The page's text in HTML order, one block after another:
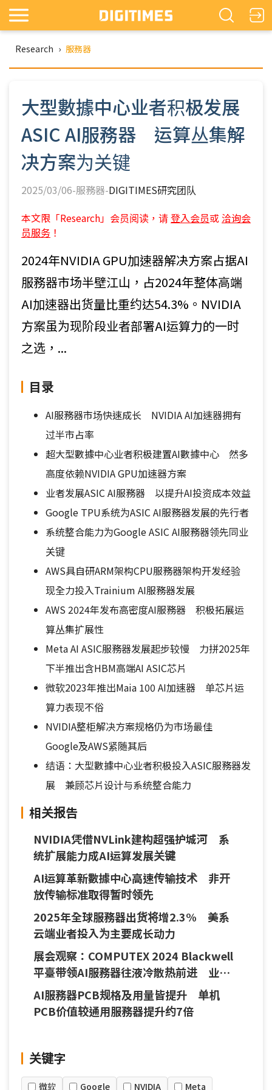
Research › 服務器
大型數據中心业者积极发展
ASIC AI服務器 运算丛集解
决方案为关键
2025/03/06-服務器-DIGITIMES研究团队
本文限「Research」会员阅读，请登入会员或 洽询会
员服务 ！
2024年NVIDIA GPU加速器解决方案占据AI
服務器市场半壁江山，占2024年整体高端
AI加速器出货量比重约达54.3%。NVIDIA
方案虽为现阶段业者部署AI运算力的一时
之选，...
目录
AI服務器市场快速成长 NVIDIA AI加速器拥有
过半市占率
超大型數據中心业者积极建置AI數據中心 然多
高度依赖NVIDIA GPU加速器方案
业者发展ASIC AI服務器 以提升AI投资成本效益
Google TPU系统为ASIC AI服務器发展的先行者
系统整合能力为Google ASIC AI服務器领先同业
关键
AWS具自研ARM架构CPU服務器架构开发经验
现全力投入Trainium AI服務器发展
AWS 2024年发布高密度AI服務器 积极拓展运
算丛集扩展性
Meta AI ASIC服務器发展起步较慢 力拼2025年
下半推出含HBM高端AI ASIC芯片
微软2023年推出Maia 100 AI加速器 单芯片运
算力表现不俗
NVIDIA整柜解决方案规格仍为市场最佳
Google及AWS紧随其后
结语：大型數據中心业者积极投入ASIC服務器发
展 兼顾芯片设计与系统整合能力
相关报告
NVIDIA凭借NVLink建构超强护城河 系
统扩展能力成AI运算发展关键
AI运算革新數據中心高速传输技术 非开
放传输标准取得暂时领先
2025年全球服務器出货将增2.3% 美系
云端业者投入为主要成长动力
展会观察：COMPUTEX 2024 Blackwell
平臺带领AI服務器往液冷散热前进 业者
展现系统整合设计能力
AI服務器PCB规格及用量皆提升 单机
PCB价值较通用服務器提升约7倍
关键字
微软 Google NVIDIA Meta